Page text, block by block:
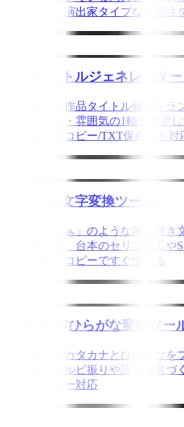
家タイプ・演出家タイプなど適性
作品タイトルジェネレーター
同人音声の作品タイトル候補をラ
ラ・シチュ・雰囲気の1軸を固定
りのまとめコピー/TXT保存にも対
濁点・小文字変換ツール
「あ゙」「ぁ」のような濁点付き
で一括変換。台本のセリフ加工や
登録不要・コピーですぐ使える
カタカナ⇄ひらがな変換ツー
テキストのカタカナとひらがなを
換。台本のルビ振りや読み仮名づ
不要・コピー対応